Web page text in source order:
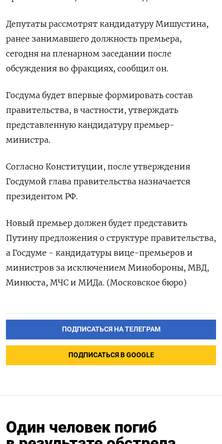
Депутаты рассмотрят кандидатуру Мишустина,
ранее занимавшего должность премьера,
сегодня на пленарном заседании после
обсуждения во фракциях, сообщил он.
Госдума будет впервые формировать состав
правительства, в частности, утверждать
представленную кандидатуру премьер-
министра.
Согласно Конституции, после утверждения
Госдумой глава правительства назначается
президентом РФ.
Новый премьер должен будет представить
Путину предложения о структуре правительства,
а Госдуме - кандидатуры вице-премьеров и
министров за исключением Минобороны, МВД,
Минюста, МЧС и МИДа. (Московское бюро)
ПОДПИСАТЬСЯ НА ТЕЛЕГРАМ
ПОДПИСАТЬСЯ В GOOGLE
Один человек погиб